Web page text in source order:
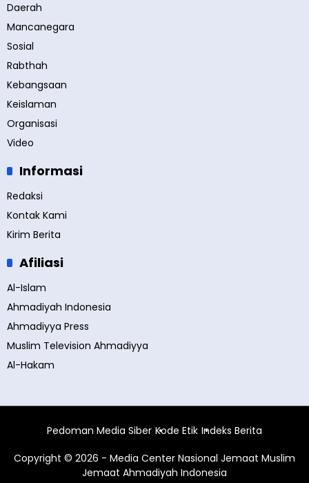
Daerah
Mancanegara
Sosial
Rabthah
Kebangsaan
Keislaman
Organisasi
Video
Informasi
Redaksi
Kontak Kami
Kirim Berita
Afiliasi
Al-Islam
Ahmadiyah Indonesia
Ahmadiyya Press
Muslim Television Ahmadiyya
Al-Hakam
Pedoman Media Siber Kode Etik Indeks Berita
Copyright © 2026 - Media Center Nasional Jemaat Muslim
Jemaat Ahmadiyah Indonesia